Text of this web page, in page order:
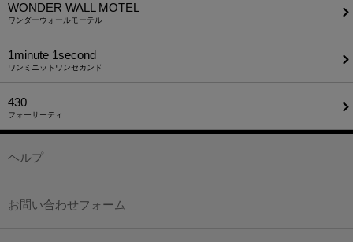
WONDER WALL MOTEL
ワンダーウォールモーテル
1minute​ 1second
ワンミニットワンセカンド
430
フォーサーティ
ヘルプ
お問い合わせフォーム